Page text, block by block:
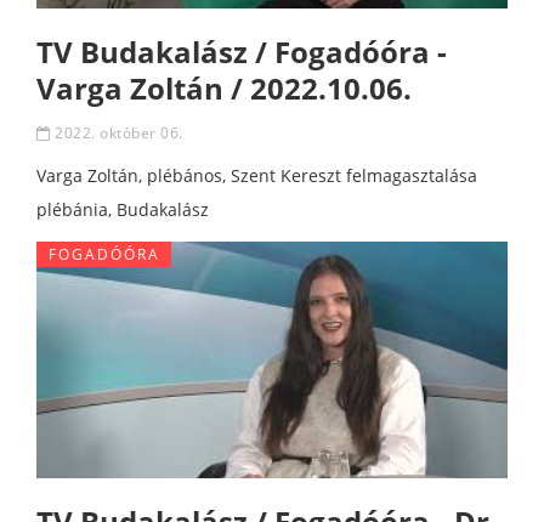
TV Budakalász / Fogadóóra -
Varga Zoltán / 2022.10.06.
2022. október 06.
Varga Zoltán, plébános, Szent Kereszt felmagasztalása
plébánia, Budakalász
FOGADÓÓRA